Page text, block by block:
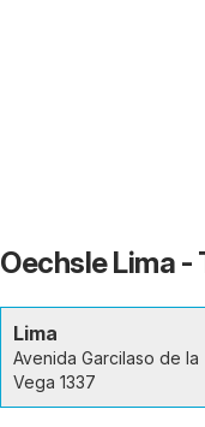
Oechsle Lima -
Lima
Avenida Garcilaso de la
Vega 1337